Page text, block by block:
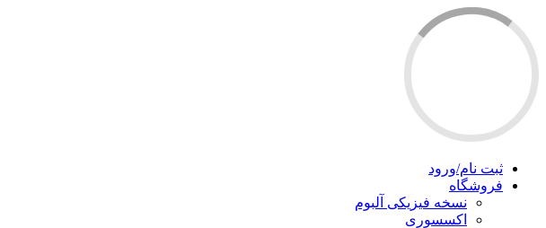
ثبت نام/ورود
فروشگاه
نسخه فیزیکی آلبوم
اکسسوری